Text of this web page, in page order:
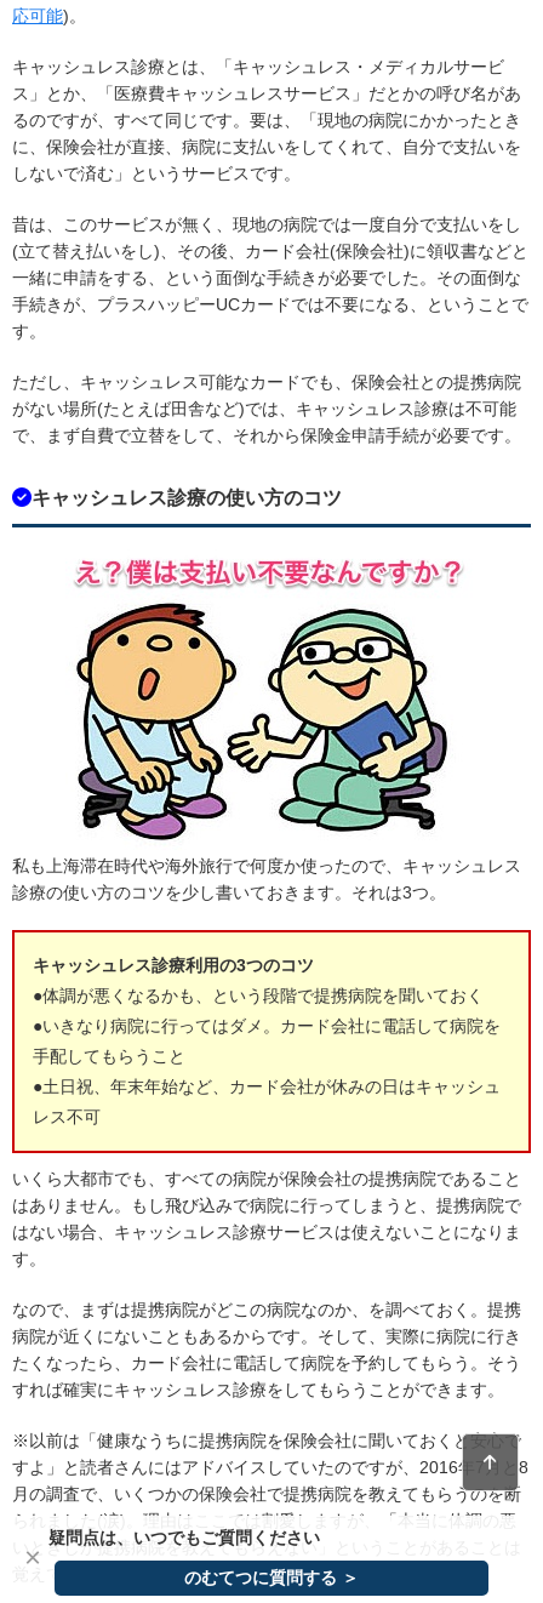
応可能)。
キャッシュレス診療とは、「キャッシュレス・メディカルサービ
ス」とか、「医療費キャッシュレスサービス」だとかの呼び名があ
るのですが、すべて同じです。要は、「現地の病院にかかったとき
に、保険会社が直接、病院に支払いをしてくれて、自分で支払いを
しないで済む」というサービスです。
昔は、このサービスが無く、現地の病院では一度自分で支払いをし
(立て替え払いをし)、その後、カード会社(保険会社)に領収書などと
一緒に申請をする、という面倒な手続きが必要でした。その面倒な
手続きが、プラスハッピーUCカードでは不要になる、ということで
す。
ただし、キャッシュレス可能なカードでも、保険会社との提携病院
がない場所(たとえば田舎など)では、キャッシュレス診療は不可能
で、まず自費で立替をして、それから保険金申請手続が必要です。
キャッシュレス診療の使い方のコツ
私も上海滞在時代や海外旅行で何度か使ったので、キャッシュレス
診療の使い方のコツを少し書いておきます。それは3つ。
キャッシュレス診療利用の3つのコツ
●体調が悪くなるかも、という段階で提携病院を聞いておく
●いきなり病院に行ってはダメ。カード会社に電話して病院を
手配してもらうこと
●土日祝、年末年始など、カード会社が休みの日はキャッシュ
レス不可
いくら大都市でも、すべての病院が保険会社の提携病院であること
はありません。もし飛び込みで病院に行ってしまうと、提携病院で
はない場合、キャッシュレス診療サービスは使えないことになりま
す。
なので、まずは提携病院がどこの病院なのか、を調べておく。提携
病院が近くにないこともあるからです。そして、実際に病院に行き
たくなったら、カード会社に電話して病院を予約してもらう。そう
すれば確実にキャッシュレス診療をしてもらうことができます。
※以前は「健康なうちに提携病院を保険会社に聞いておくと安心で
すよ」と読者さんにはアドバイスしていたのですが、2016年7月と8
月の調査で、いくつかの保険会社で提携病院を教えてもらうのを断
られました(涙)。理由はここでは割愛しますが、「本当に体調の悪
いときしか提携病院を教えてもらえない」ということがあることは
覚えておいてください。
×
疑問点は、いつでもご質問ください
のむてつに質問する ＞